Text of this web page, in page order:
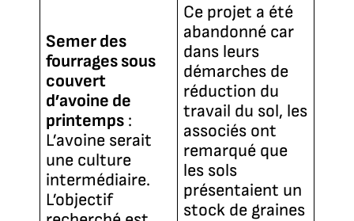
Semer des
fourrages sous
couvert
d’avoine de
printemps :
L’avoine serait
une culture
intermédiaire.
L’objectif
Ce projet a été
abandonné car
dans leurs
démarches de
réduction du
travail du sol, les
associés ont
remarqué que
les sols
présentaient un
stock de graines